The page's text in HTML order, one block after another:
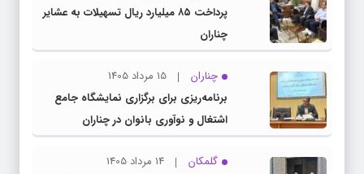
پرداخت ۸۵ میلیارد ریال تسهیلات به عشایر
چناران
چناران
15 مرداد 1405
برنامه‌ریزی برای برگزاری نمایشگاه جامع
اشتغال و نوآوری بانوان در چناران
گلمکان
14 مرداد 1405